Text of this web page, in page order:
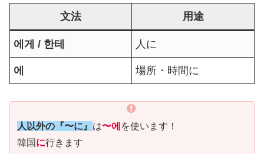
文法 用途
에게 / 한테 人に
에 場所・時間に
人以外の『〜に』 は〜에 を使います！
韓国 に行きます